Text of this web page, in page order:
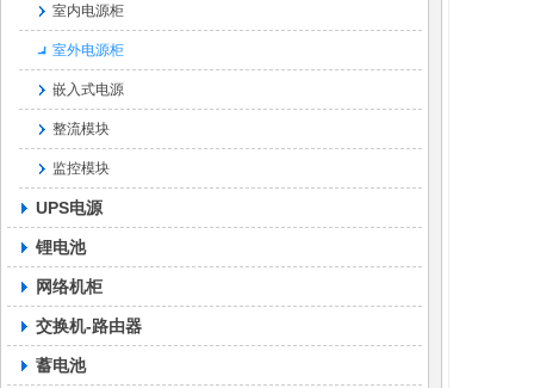
室内电源柜
室外电源柜
嵌入式电源
整流模块
监控模块
UPS电源
锂电池
网络机柜
交换机-路由器
蓄电池